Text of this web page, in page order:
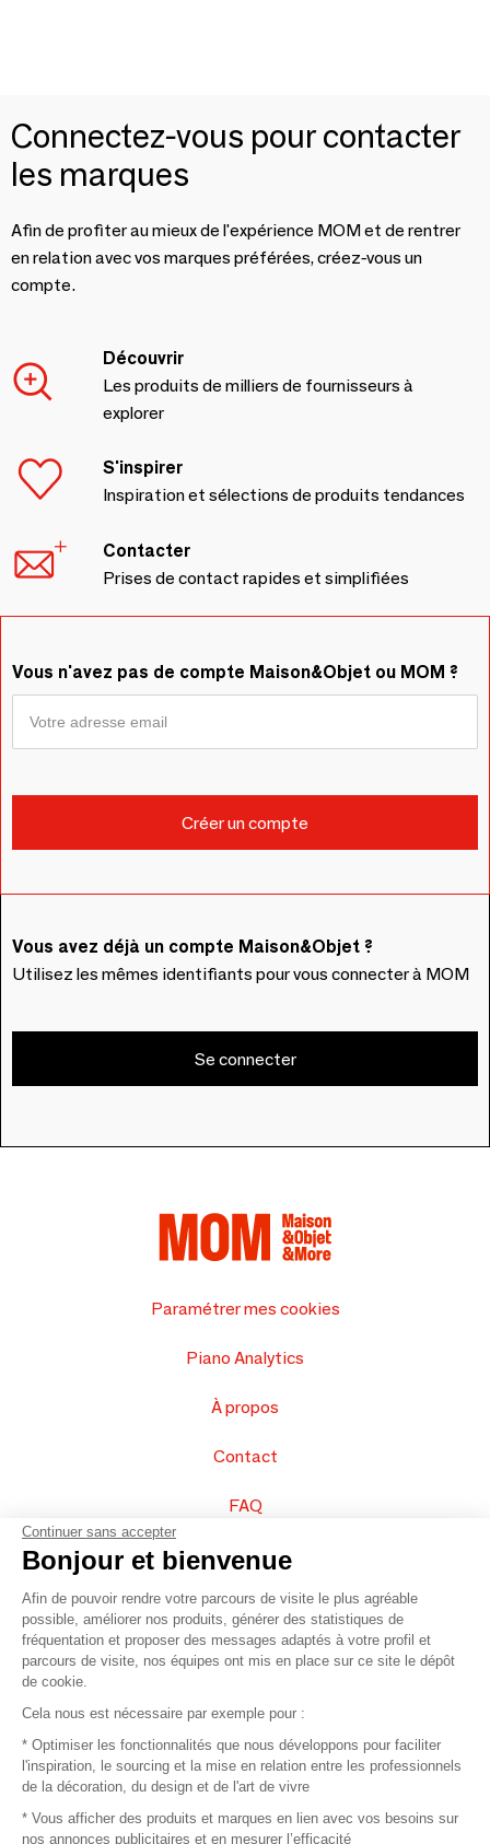
Connectez-vous pour contacter
les marques
Afin de profiter au mieux de l'expérience MOM et de rentrer
en relation avec vos marques préférées, créez-vous un
compte.
Découvrir
Les produits de milliers de fournisseurs à
explorer
S'inspirer
Inspiration et sélections de produits tendances
Contacter
Prises de contact rapides et simplifiées
Vous n'avez pas de compte Maison&Objet ou MOM ?
Vous avez déjà un compte Maison&Objet ?
Utilisez les mêmes identifiants pour vous connecter à MOM
Se connecter
Paramétrer mes cookies
Piano Analytics
À propos
Contact
FAQ
Vendez vos produits
Plan du site
© 2016 –Organisation SAFI
Recrutement
Continuer sans accepter
Bonjour et bienvenue
Afin de pouvoir rendre votre parcours de visite le plus agréable
possible, améliorer nos produits, générer des statistiques de
fréquentation et proposer des messages adaptés à votre profil et
parcours de visite, nos équipes ont mis en place sur ce site le dépôt
de cookie.
Cela nous est nécessaire par exemple pour :
* Optimiser les fonctionnalités que nous développons pour faciliter
l'inspiration, le sourcing et la mise en relation entre les professionnels
de la décoration, du design et de l'art de vivre
* Vous afficher des produits et marques en lien avec vos besoins sur
nos annonces publicitaires et en mesurer l’efficacité